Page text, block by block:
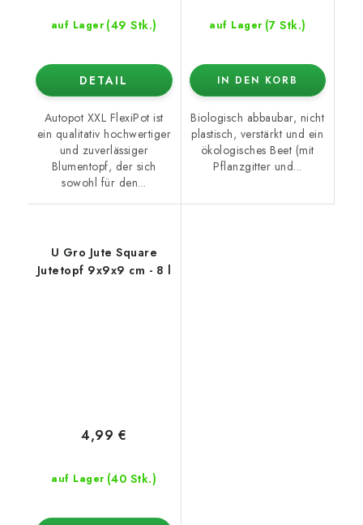
auf Lager (49 Stk.)
DETAIL
Autopot XXL FlexiPot ist
ein qualitativ hochwertiger
und zuverlässiger
Blumentopf, der sich
sowohl für den...
auf Lager (7 Stk.)
IN DEN KORB
Biologisch abbaubar, nicht
plastisch, verstärkt und ein
ökologisches Beet (mit
Pflanzgitter und...
U Gro Jute Square
Jutetopf 9x9x9 cm - 8 l
auf Lager (40 Stk.)
4,99 €